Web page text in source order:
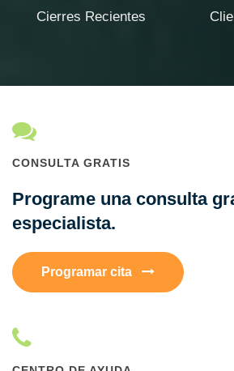
Cierres Recientes
CONSULTA GRATIS
Programe una consulta
especialista.
Programar cita